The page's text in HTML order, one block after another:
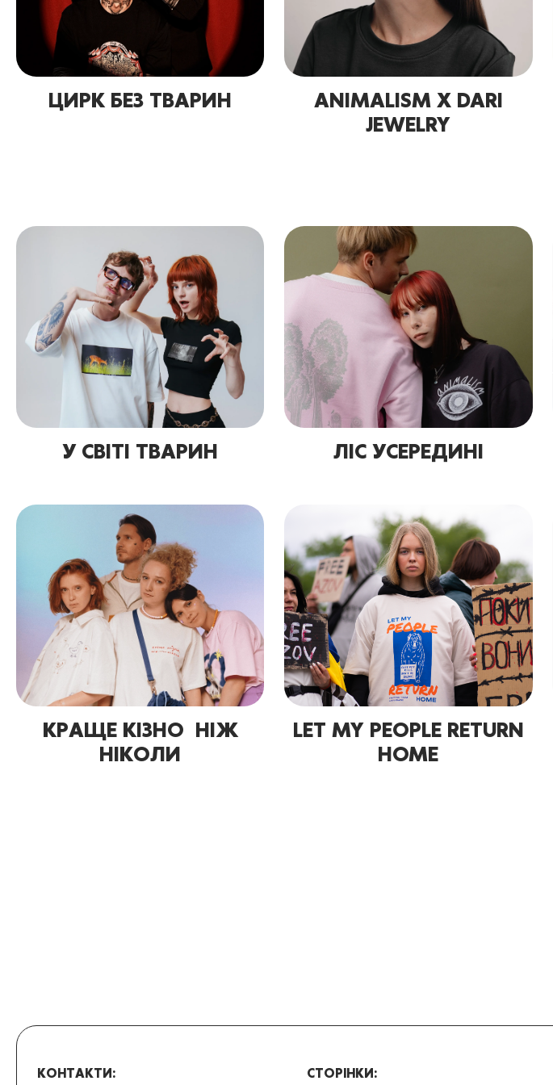
ЦИРК БЕЗ ТВАРИН
ANIMALISM X DARI
JEWELRY
У СВІТІ ТВАРИН ЛІС УСЕРЕДИНІ
КРАЩЕ КІЗНО НІЖ
НІКОЛИ
LET MY PEOPLE RETURN
HOME
КОНТАКТИ: СТОРІНКИ: